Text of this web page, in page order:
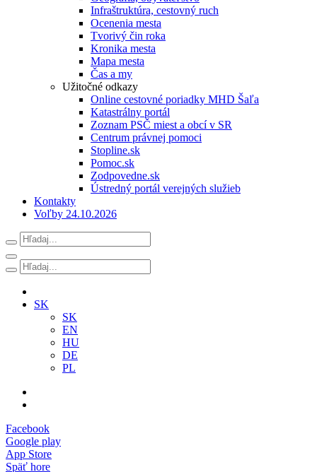
Infraštruktúra, cestovný ruch
Ocenenia mesta
Tvorivý čin roka
Kronika mesta
Mapa mesta
Čas a my
Užitočné odkazy
Online cestovné poriadky MHD Šaľa
Katastrálny portál
Zoznam PSČ miest a obcí v SR
Centrum právnej pomoci
Stopline.sk
Pomoc.sk
Zodpovedne.sk
Ústredný portál verejných služieb
Kontakty
Voľby 24.10.2026
SK
SK
EN
HU
DE
PL
Facebook
Google play
App Store
Späť hore